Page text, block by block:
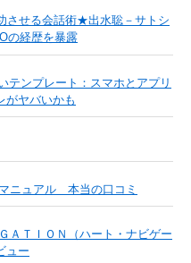
させる会話術★出水聡－サトシ
の経歴を暴露
テンプレート：スマホとアプリ
ヤバいかも
ニュアル 本当の口コミ
ＴＩＯＮ（ハート・ナビゲー
ュー